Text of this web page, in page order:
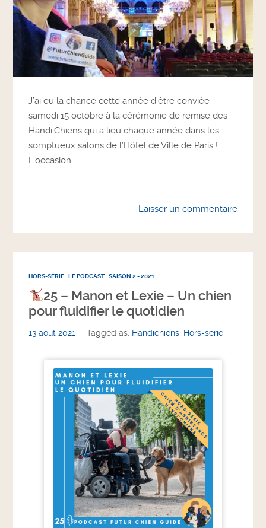
J’ai eu la chance cette année d’être conviée
samedi 15 octobre à la cérémonie de remise des
Handi’Chiens qui a lieu chaque année dans les
somptueux salons de l’Hôtel de Ville de Paris !
L’occasion…
Laisser un commentaire
HORS-SÉRIE LE PODCAST SAISON 2 - 2021
25 – Manon et Lexie – Un chien
pour fluidifier le quotidien
13 août 2021 Tagged as: Handichiens, Hors-série